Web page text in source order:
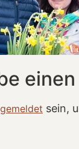
sein,